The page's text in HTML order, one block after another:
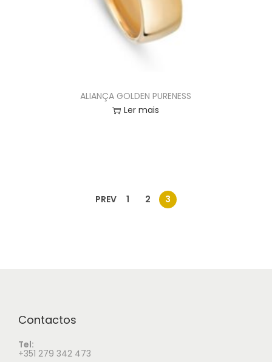
ALIANÇA GOLDEN PURENESS
Ler mais
PREV 1 2 3
Contactos
Tel:
+351 279 342 473